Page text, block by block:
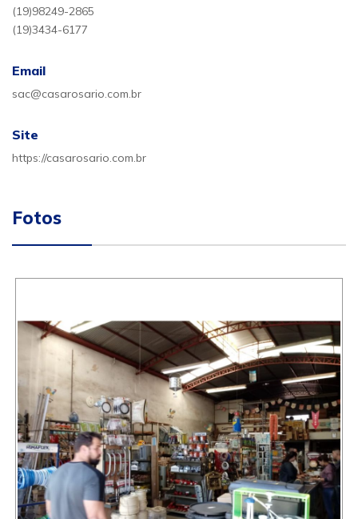
(19)98249-2865
(19)3434-6177
Email
sac@casarosario.com.br
Site
https://casarosario.com.br
Fotos